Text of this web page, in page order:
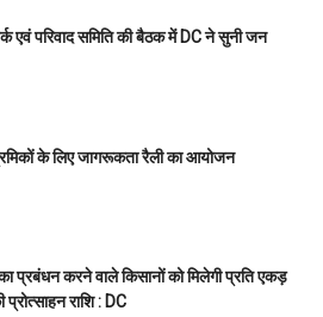
एवं परिवाद समिति की बैठक में DC ने सुनी जन
के लिए जागरूकता रैली का आयोजन
करने वाले किसानों को मिलेगी प्रति एकड़
राशि : DC